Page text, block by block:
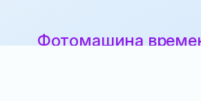
Фотомашина